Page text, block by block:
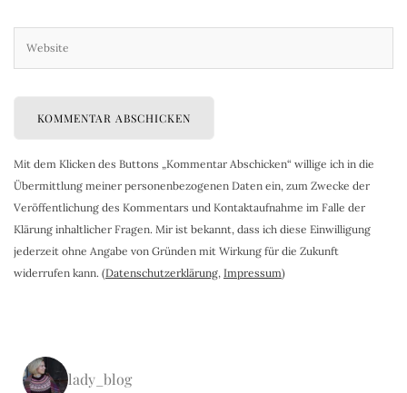
Mit dem Klicken des Buttons „Kommentar Abschicken“ willige ich in die
Übermittlung meiner personenbezogenen Daten ein, zum Zwecke der
Veröffentlichung des Kommentars und Kontaktaufnahme im Falle der
Klärung inhaltlicher Fragen. Mir ist bekannt, dass ich diese Einwilligung
jederzeit ohne Angabe von Gründen mit Wirkung für die Zukunft
widerrufen kann. (Datenschutzerklärung, Impressum)
lady_blog